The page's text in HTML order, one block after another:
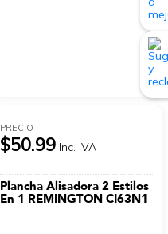
PRECIO
$50.99 Inc. IVA
Plancha Alisadora 2 Estilos
En 1 REMINGTON CI63N1